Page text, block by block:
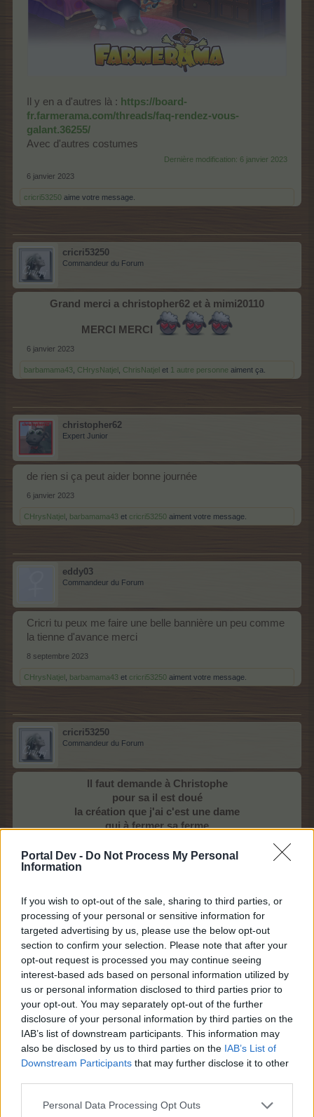
Portal Dev - Do Not Process My Personal
Information
If you wish to opt-out of the sale, sharing to third parties, or
processing of your personal or sensitive information for
targeted advertising by us, please use the below opt-out
section to confirm your selection. Please note that after your
opt-out request is processed you may continue seeing
interest-based ads based on personal information utilized by
us or personal information disclosed to third parties prior to
your opt-out. You may separately opt-out of the further
disclosure of your personal information by third parties on the
IAB’s list of downstream participants. This information may
also be disclosed by us to third parties on the IAB’s List of
Downstream Participants that may further disclose it to other
Personal Data Processing Opt Outs
Il y en a d'autres là : https://board-
fr.farmerama.com/threads/faq-rendez-vous-
galant.36255/
Avec d'autres costumes
Dernière modification: 6 janvier 2023
6 janvier 2023
cricri53250 aime votre message.
cricri53250
Commandeur du Forum
Grand merci a christopher62 et à mimi20110
MERCI MERCI
6 janvier 2023
barbamama43 CHrysNatjel ChrisNatjel et 1 autre personne aiment ça.
christopher62
Expert Junior
de rien si ça peut aider bonne journée
6 janvier 2023
CHrysNatjel barbamama43 et cricri53250 aiment votre message.
eddy03
Commandeur du Forum
Cricri tu peux me faire une belle bannière un peu comme
la tienne d'avance merci
8 septembre 2023
CHrysNatjel barbamama43 et cricri53250 aiment votre message.
cricri53250
Commandeur du Forum
Il faut demande à Christophe
pour sa il est doué
la création que j'ai c'est une dame
qui à fermer sa ferme
je n'ai plus de nouvelle
13 septembre 2023
antinea35
Maître du Forum
Bonjour les amis,
Je me décide à faire une demande aux génies créateurs
! J'avais une superbe bannière, thème "licorne" dont je
suis fana, faîte par Paradis09, bannière qui a disparue
lors du changement d'opérateur. Paradis09 n'est plus
apparemment sur Farmerama.
Est-ce qu'un artiste pourrait prendre une commande
Thème donc "licorne" en insérant des triskels (je suis